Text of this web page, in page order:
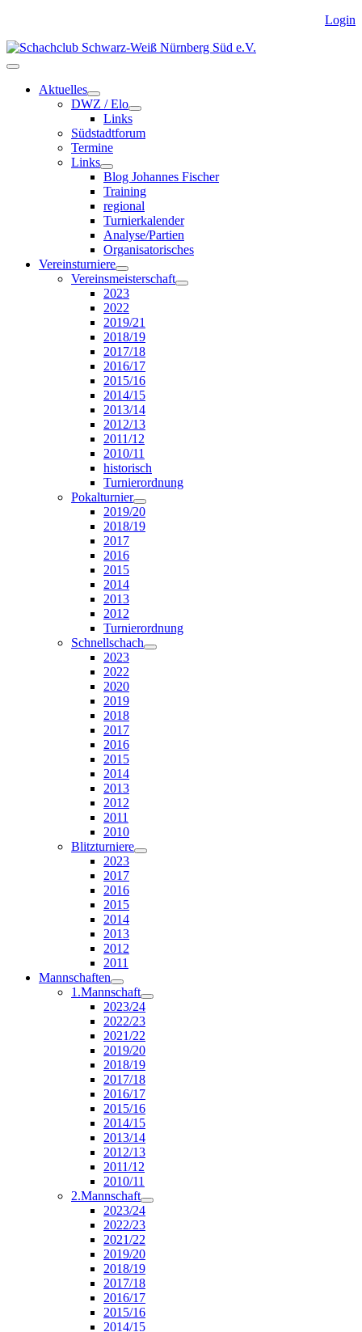
Login
Aktuelles
DWZ / Elo
Links
Südstadtforum
Termine
Links
Blog Johannes Fischer
Training
regional
Turnierkalender
Analyse/Partien
Organisatorisches
Vereinsturniere
Vereinsmeisterschaft
2023
2022
2019/21
2018/19
2017/18
2016/17
2015/16
2014/15
2013/14
2012/13
2011/12
2010/11
historisch
Turnierordnung
Pokalturnier
2019/20
2018/19
2017
2016
2015
2014
2013
2012
Turnierordnung
Schnellschach
2023
2022
2020
2019
2018
2017
2016
2015
2014
2013
2012
2011
2010
Blitzturniere
2023
2017
2016
2015
2014
2013
2012
2011
Mannschaften
1.Mannschaft
2023/24
2022/23
2021/22
2019/20
2018/19
2017/18
2016/17
2015/16
2014/15
2013/14
2012/13
2011/12
2010/11
2.Mannschaft
2023/24
2022/23
2021/22
2019/20
2018/19
2017/18
2016/17
2015/16
2014/15